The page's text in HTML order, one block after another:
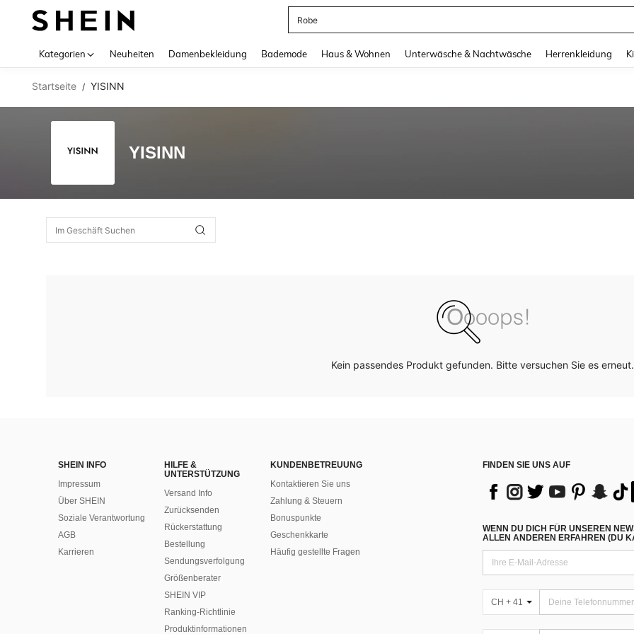
Robe
Kategorien Neuheiten Damenbekleidung Bademode Haus & Wohnen Unterwäsche & Nachtwäsche Herrenkleidung
Startseite / YISINN
YISINN
Kein passendes Produkt gefunden. Bitte versuchen Sie es erneut.
SHEIN INFO
Impressum
Über SHEIN
Soziale Verantwortung
AGB
Karrieren
HILFE &
UNTERSTÜTZUNG
Versand Info
Zurücksenden
Rückerstattung
Bestellung
Sendungsverfolgung
Größenberater
SHEIN VIP
Ranking-Richtlinie
​Produktinformationen
KUNDENBETREUUNG
Kontaktieren Sie uns
Zahlung & Steuern
Bonuspunkte
Geschenkkarte
Häufig gestellte Fragen
FINDEN SIE UNS AUF
WENN DU DICH FÜR UNSEREN
ALLEN ANDEREN ERFAHREN (DU
CH + 41